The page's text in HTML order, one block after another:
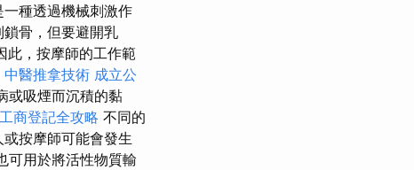
種透過機械刺激作
骨，但要避開乳
此，按摩師的工作範
中醫推拿技術 成立公
或吸煙而沉積的黏
工商登記全攻略 不同的
按摩師可能會發生
可用於將活性物質輸